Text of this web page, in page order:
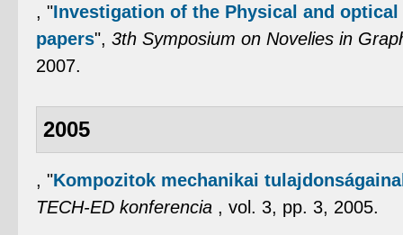
, "Investigation of the Physical and
papers", 3th Symposium on Novelies in
2007.
2005
, "Kompozitok mechanikai
TECH-ED konferencia , vol. 3, pp. 3, 2005.